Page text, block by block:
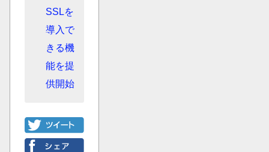
SSLを
導入で
きる機
能を提
供開始